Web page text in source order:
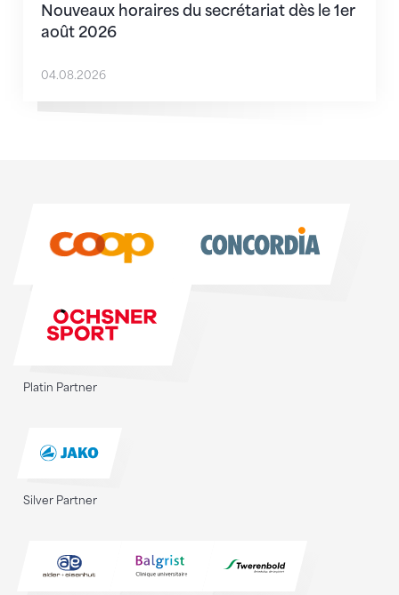
Nouveaux horaires du secrétariat dès le 1er
août 2026
04.08.2026
Platin Partner
Silver Partner